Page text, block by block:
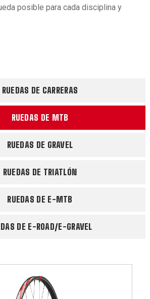
posible para cada disciplina y
RUEDAS DE CARRERAS
RUEDAS DE MTB
RUEDAS DE GRAVEL
RUEDAS DE TRIATLÓN
RUEDAS DE E-MTB
DE E-ROAD/E-GRAVEL